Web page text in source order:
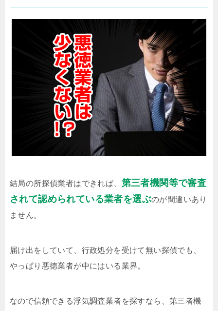
結局の所探偵業者はできれば、 第三者機関等で審査
されて認められている業者を選ぶのが間違いあり
ません。
届け出をしていて、行政処分を受けて無い探偵でも、
やっぱり悪徳業者が中にはいる業界。
なので信頼できる浮気調査業者を探すなら、第三者機